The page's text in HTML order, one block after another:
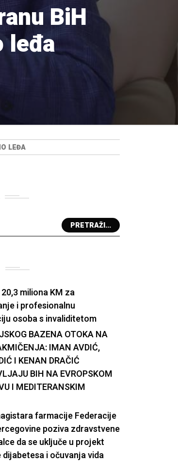
BiH
leđa
LEĐA
PRETRAŽI...
miliona KM za
i profesionalnu
osoba s invaliditetom
BAZENA OTOKA NA
IMAN AVDIĆ,
I KENAN DRAČIĆ
BIH NA EVROPSKOM
I MEDITERANSKIM
farmacije Federacije
poziva zdravstvene
da se uključe u projekt
i očuvanja vida